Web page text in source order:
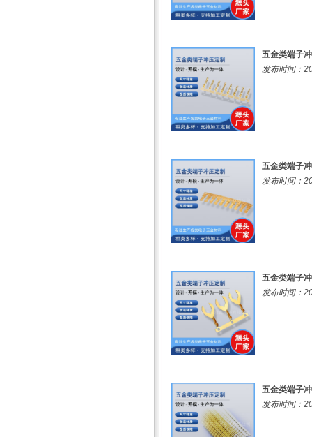
五金类端子
发布时间：
五金类端子
发布时间：
五金类端子
发布时间：
五金类端子
发布时间：